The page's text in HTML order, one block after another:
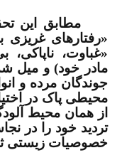
مطابق این
«رفتارهای
«غباوت،
مادر خود) و میل
جوندگان مرده و
محیطی پاک در
از همان محیط
تردید خود را در
خصوصیات زیستی